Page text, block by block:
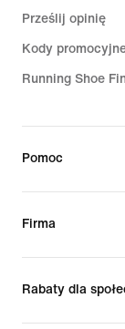
Prześlij opinię
Kody
Running Shoe
Pomoc
Firma
Rabaty dla